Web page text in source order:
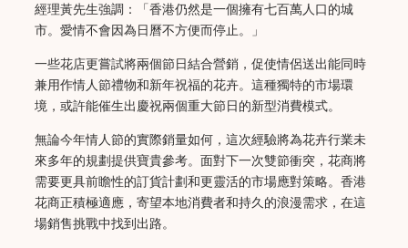
經理黃先生強調：「香港仍然是一個擁有七百萬人口的城
市。愛情不會因為日曆不方便而停止。」
一些花店更嘗試將兩個節日結合營銷，促使情侶送出能同時
兼用作情人節禮物和新年祝福的花卉。這種獨特的市場環
境，或許能催生出慶祝兩個重大節日的新型消費模式。
無論今年情人節的實際銷量如何，這次經驗將為花卉行業未
來多年的規劃提供寶貴參考。面對下一次雙節衝突，花商將
需要更具前瞻性的訂貨計劃和更靈活的市場應對策略。香港
花商正積極適應，寄望本地消費者和持久的浪漫需求，在這
場銷售挑戰中找到出路。